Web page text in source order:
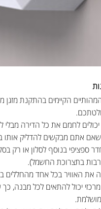
הקיימים בהתקנת
יכולים לחמם את כל הדירה
אתם מבקשים להדליק
ספציפי בנוסף לסלון או רק
רבות בתצרוכת החשמל).
את האוויר בכל אחד מהחללים
מרכזי יכול להתאים לכל מבנה,